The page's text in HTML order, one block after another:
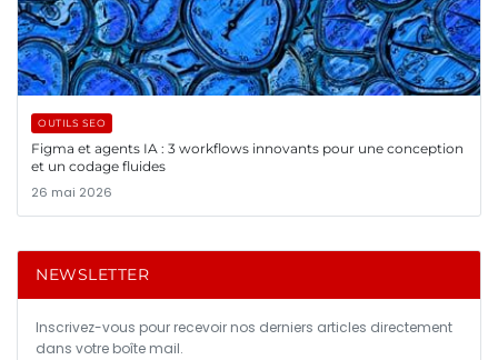
OUTILS SEO
Figma et agents IA : 3 workflows innovants pour une conception
et un codage fluides
26 mai 2026
NEWSLETTER
Inscrivez-vous pour recevoir nos derniers articles directement
dans votre boîte mail.